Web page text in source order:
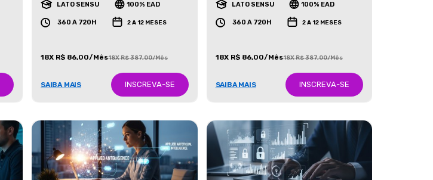
LATO SENSU 100% EAD
360 A 720H 2 A 12 MESES
18X R$ 86,00/Mês18X R$ 387,00/Mês
SAIBA MAIS INSCREVA-SE
LATO SENSU 100% EAD
360 A 720H 2 A 12 MESES
18X R$ 86,00/Mês18X R$ 387,00/Mês
SAIBA MAIS INSCREVA-SE